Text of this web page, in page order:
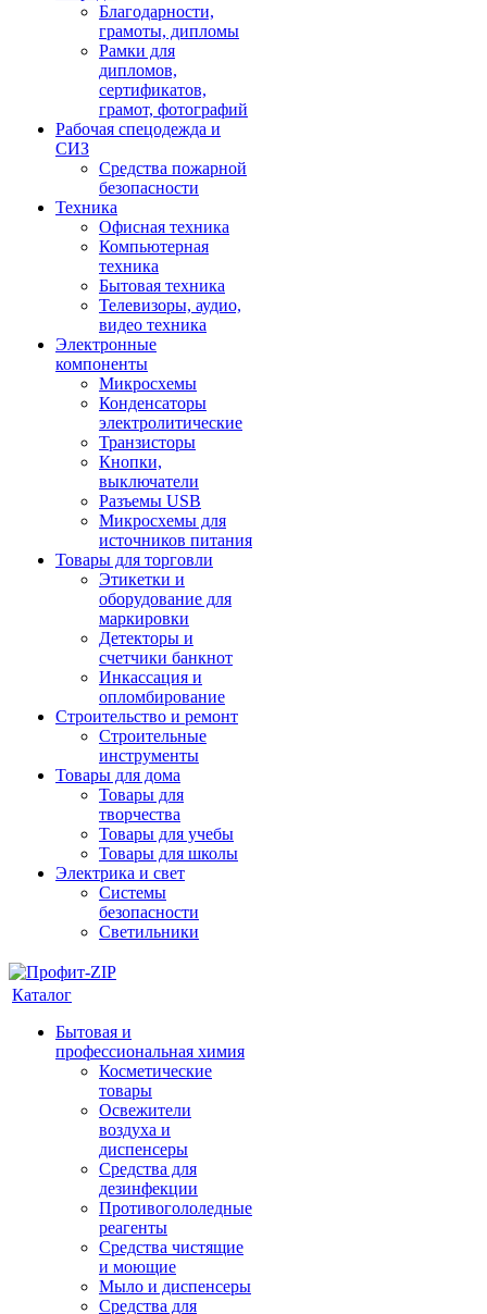
Благодарности,
грамоты, дипломы
Рамки для
дипломов,
сертификатов,
грамот, фотографий
Рабочая спецодежда и
СИЗ
Средства пожарной
безопасности
Техника
Офисная техника
Компьютерная
техника
Бытовая техника
Телевизоры, аудио,
видео техника
Электронные
компоненты
Микросхемы
Конденсаторы
электролитические
Транзисторы
Кнопки,
выключатели
Разъемы USB
Микросхемы для
источников питания
Товары для торговли
Этикетки и
оборудование для
маркировки
Детекторы и
счетчики банкнот
Инкассация и
опломбирование
Строительство и ремонт
Строительные
инструменты
Товары для дома
Товары для
творчества
Товары для учебы
Товары для школы
Электрика и свет
Системы
безопасности
Светильники
Каталог
Бытовая и
профессиональная химия
Косметические
товары
Освежители
воздуха и
диспенсеры
Средства для
дезинфекции
Противогололедные
реагенты
Средства чистящие
и моющие
Мыло и диспенсеры
Средства для